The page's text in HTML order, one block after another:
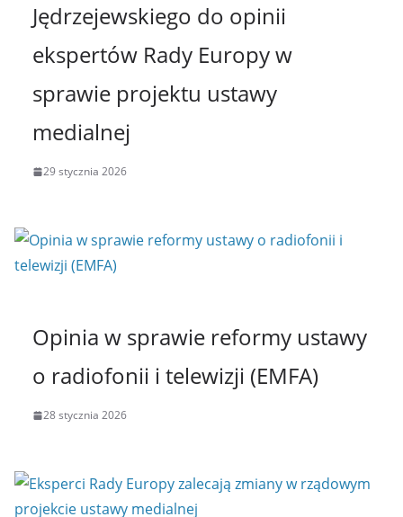
Jędrzejewskiego do opinii
ekspertów Rady Europy w
sprawie projektu ustawy
medialnej
29 stycznia 2026
Opinia w sprawie reformy ustawy
o radiofonii i telewizji (EMFA)
28 stycznia 2026